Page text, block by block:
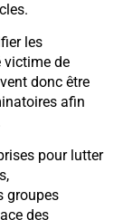
les
victime de
donc être
afin
pour lutter
groupes
des